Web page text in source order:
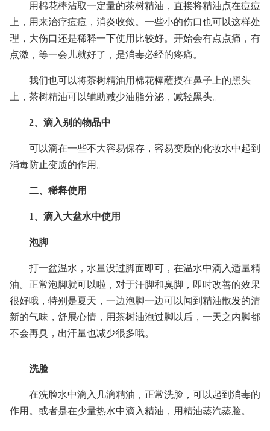
用棉花棒沾取一定量的茶树精油，直接将精油点在痘痘
上，用来治疗痘痘，消炎收敛。一些小的伤口也可以这样处
理，大伤口还是稀释一下使用比较好。开始会有点点痛，有
点激，等一会儿就好了，是消毒必经的疼痛。
我们也可以将茶树精油用棉花棒蘸摸在鼻子上的黑头
上，茶树精油可以辅助减少油脂分泌，减轻黑头。
2、滴入别的物品中
可以滴在一些不大容易保存，容易变质的化妆水中起到
消毒防止变质的作用。
二、稀释使用
1、滴入大盆水中使用
泡脚
打一盆温水，水量没过脚面即可，在温水中滴入适量精
油。正常泡脚就可以啦，对于汗脚和臭脚，即时改善的效果
很好哦，特别是夏天，一边泡脚一边可以闻到精油散发的清
新的气味，舒展心情，用茶树油泡过脚以后，一天之内脚都
不会再臭，出汗量也减少很多哦。
洗脸
在洗脸水中滴入几滴精油，正常洗脸，可以起到消毒的
作用。或者是在少量热水中滴入精油，用精油蒸汽蒸脸。